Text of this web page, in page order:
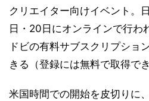
クリエイター向けイベント。
日・20日にオンラインで行わ
ドビの有料サブスクリプショ
きる（登録には無料で取得で
米国時間での開始を皮切りに